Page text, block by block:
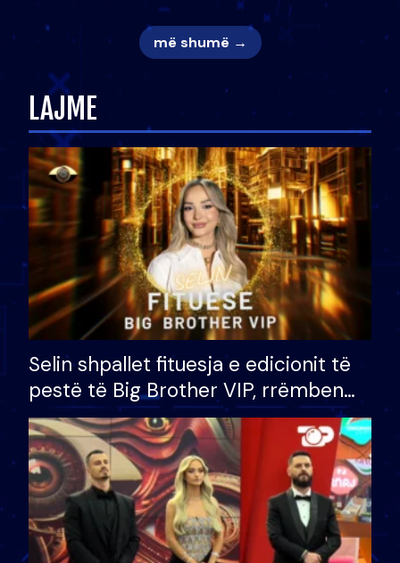
më shumë →
LAJME
Selin shpallet fituesja e edicionit të
pestë të Big Brother VIP, rrëmben
çmimin e madh prej 100 mijë eurosh